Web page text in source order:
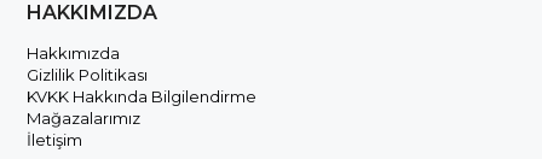
HAKKIMIZDA
Hakkımızda
Gizlilik Politikası
KVKK Hakkında Bilgilendirme
Mağazalarımız
İletişim